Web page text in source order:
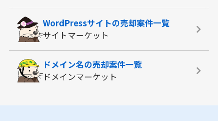
WordPressサイトの売却案件一覧
サイトマーケット
ドメイン名の売却案件一覧
ドメインマーケット